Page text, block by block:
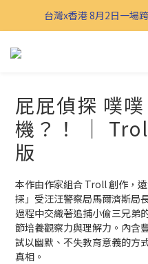
台灣x香港 8月2日一場
屁屁偵探 噗
機？！ ｜
版
本作由作家組合 Troll 創作，
探」受汪汪警察局馬爾濟斯局
過程中交織著追捕小偷三兄弟
節培養觀察力與理解力。內含
試以幽默、不失教育意義的方
真相。